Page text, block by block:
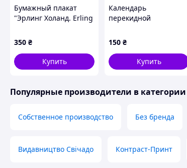
Бумажный плакат
"Эрлинг Холанд. Erling
Манчестер Сити",
120х75 см
350 ₴
Купить
Календарь
перекидной
Котята на 2027 год
Коллаж
150 ₴
Купить
Популярные производители в категории
Собственное производство Без бренда
Видавництво Свічадо Контраст-Принт